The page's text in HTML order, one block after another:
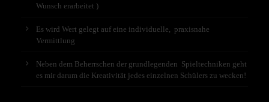
Wunsch erarbeitet )
Es wird Wert gelegt auf eine individuelle, praxisnahe
Vermittlung
Neben dem Beherrschen der grundlegenden Spieltechniken geht
es mir darum die Kreativität jedes einzelnen Schülers zu wecken!